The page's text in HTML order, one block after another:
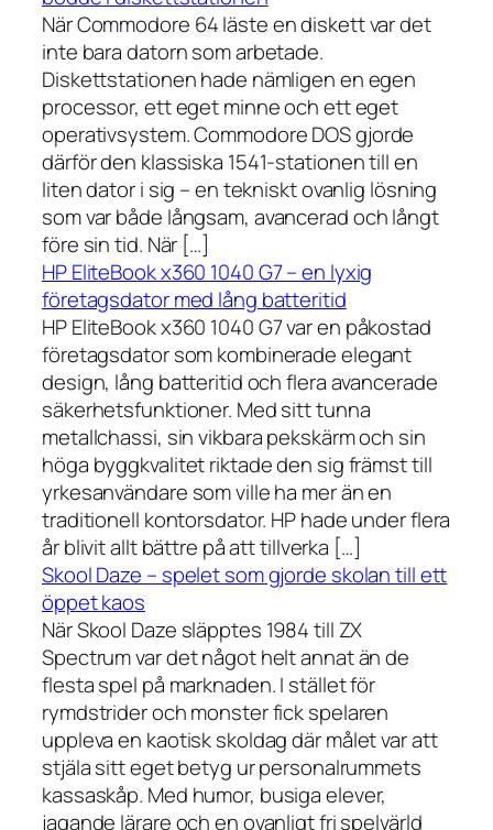
När Commodore 64 läste en diskett var det
inte bara datorn som arbetade.
Diskettstationen hade nämligen en egen
processor, ett eget minne och ett eget
operativsystem. Commodore DOS gjorde
därför den klassiska 1541-stationen till en
liten dator i sig – en tekniskt ovanlig lösning
som var både långsam, avancerad och långt
före sin tid. När […]
HP EliteBook x360 1040 G7 – en lyxig
företagsdator med lång batteritid
HP EliteBook x360 1040 G7 var en påkostad
företagsdator som kombinerade elegant
design, lång batteritid och flera avancerade
säkerhetsfunktioner. Med sitt tunna
metallchassi, sin vikbara pekskärm och sin
höga byggkvalitet riktade den sig främst till
yrkesanvändare som ville ha mer än en
traditionell kontorsdator. HP hade under flera
år blivit allt bättre på att tillverka […]
Skool Daze – spelet som gjorde skolan till ett
öppet kaos
När Skool Daze släpptes 1984 till ZX
Spectrum var det något helt annat än de
flesta spel på marknaden. I stället för
rymdstrider och monster fick spelaren
uppleva en kaotisk skoldag där målet var att
stjäla sitt eget betyg ur personalrummets
kassaskåp. Med humor, busiga elever,
jagande lärare och en ovanligt fri spelvärld